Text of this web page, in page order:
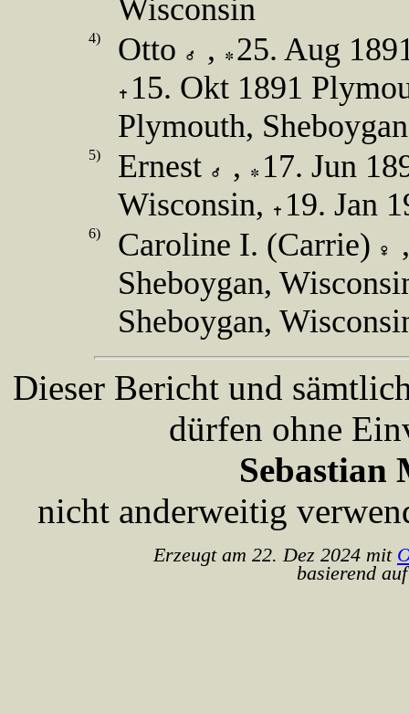
Wisconsin
4) Otto ,
25. Aug
15. Okt 1891
Plymouth,
5) Ernest ,
17. Jun
Wisconsin,
19. Jan
6) Caroline I. (Carrie)
Sheboygan,
Sheboygan,
Dieser Bericht und
dürfen ohne
Sebastian
nicht anderweitig
Erzeugt am 22. Dez 2024 mit
basierend